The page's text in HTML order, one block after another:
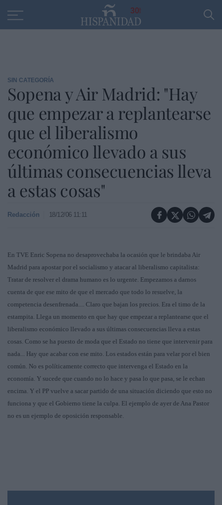
30
SIN CATEGORÍA
Sopena y Air Madrid: "Hay
que empezar a replantearse
que el liberalismo
económico llevado a sus
últimas consecuencias lleva
a estas cosas"
Redacción 18/12/06 11:11
En TVE Enric Sopena no desaprovechaba la ocasión que le brindaba Air
Madrid para apostar por el socialismo y atacar al liberalismo capitalista:
Tratar de resolver el drama humano es lo urgente. Empezamos a darnos
cuenta de que ese mito de que el mercado que todo lo resuelve, la
competencia desenfrenada.... Claro que bajan los precios. Era el timo de la
estampita. Llega un momento en que hay que empezar a replantearse que el
liberalismo económico llevado a sus últimas consecuencias lleva a estas
cosas. Como se ha puesto de moda que el Estado no tiene que intervenir para
nada... Hay que acabar con ese mito. Los estados están para velar por el bien
común. No es políticamente correcto que intervenga el Estado en la
economía. Y sucede que cuando no lo hace y pasa lo que pasa, se le echan
encima. Y el PP vuelve a sacar partido de una situación diciendo que esto no
funciona y que el Gobierno tiene la culpa. El ejemplo de ayer de Ana Pastor
no es un ejemplo de oposición responsable.